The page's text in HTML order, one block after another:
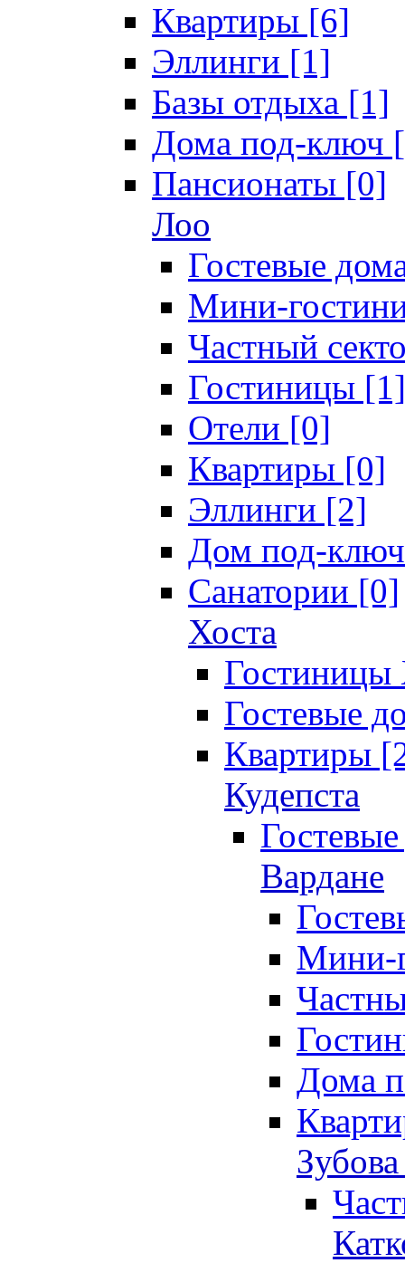
Квартиры [6]
Эллинги [1]
Базы отдыха [1]
Дома под-ключ
Пансионаты [0]
Лоо
Гостевые
Мини-
Частный
Гостиницы [1]
Отели [0]
Квартиры [0]
Эллинги [2]
Дом под-
Санатории [0]
Хоста
Гостевые
Квартиры
Кудепста
Вардане
Мини-
Дома